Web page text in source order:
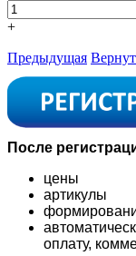
+
Предыдущая
После
цены
артикулы
оплату,